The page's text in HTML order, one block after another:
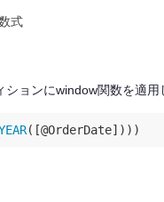
式
ョンにwindow関数を適